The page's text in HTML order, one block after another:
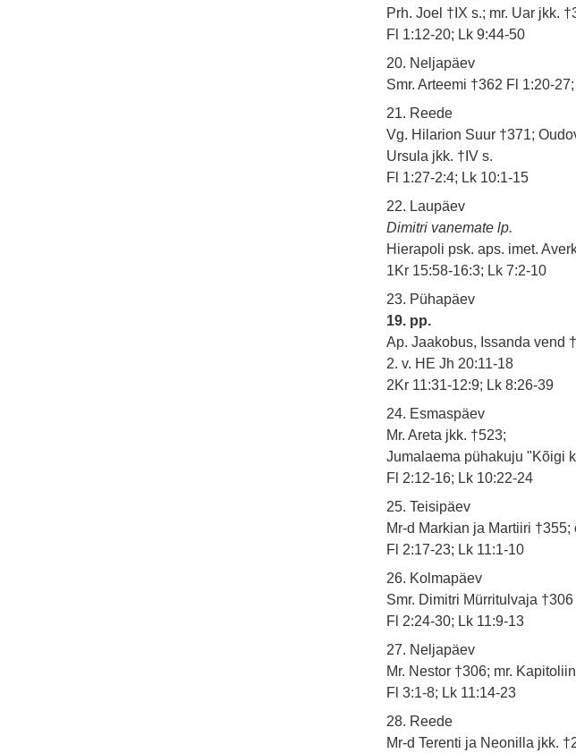
Prh. Joel †IX s.; mr. Uar jkk.
Fl 1:12-20; Lk 9:44-50
20. Neljapäev
Smr. Arteemi †362 Fl 1:20-
21. Reede
Vg. Hilarion Suur †371;
Ursula jkk. †IV s.
Fl 1:27-2:4; Lk 10:1-15
22. Laupäev
Dimitri vanemate lp.
Hierapoli psk. aps. imet.
1Kr 15:58-16:3; Lk 7:2-10
23. Pühapäev
19. pp.
Ap. Jaakobus, Issanda vend
2. v. HE Jh 20:11-18
2Kr 11:31-12:9; Lk 8:26-39
24. Esmaspäev
Mr. Areta jkk. †523;
Jumalaema pühakuju "Kõigi
Fl 2:12-16; Lk 10:22-24
25. Teisipäev
Mr-d Markian ja Martiiri †355;
Fl 2:17-23; Lk 11:1-10
26. Kolmapäev
Smr. Dimitri Mürritulvaja †306
Fl 2:24-30; Lk 11:9-13
27. Neljapäev
Mr. Nestor †306; mr.
Fl 3:1-8; Lk 11:14-23
28. Reede
Mr-d Terenti ja Neonilla jkk.